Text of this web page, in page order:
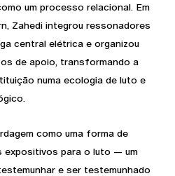
um processo relacional. Em
Zahedi integrou ressonadores
central elétrica e organizou
de apoio, transformando a
numa ecologia de luto e
como uma forma de
expositivos para o luto — um
e ser testemunhado